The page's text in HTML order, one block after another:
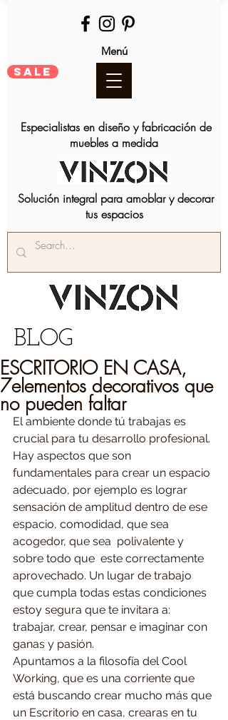
Menú
SALE
Especialistas en diseño y fabricación de
muebles a medida
Solución integral para amoblar y decorar
tus espacios
BLOG
ESCRITORIO EN CASA,
7elementos decorativos que
no pueden faltar
El ambiente donde tú trabajas es
crucial para tu desarrollo profesional.
Hay aspectos que son
fundamentales para crear un espacio
adecuado, por ejemplo es lograr
sensación de amplitud dentro de ese
espacio, comodidad, que sea
acogedor, que sea  polivalente y
sobre todo que  este correctamente
aprovechado. Un lugar de trabajo
que cumpla todas estas condiciones
estoy segura que te invitara a:
trabajar, crear, pensar e imaginar con
ganas y pasión.
Apuntamos a la filosofía del Cool
Working, que es una corriente que
está buscando crear mucho más que
un Escritorio en casa, crearas en tu